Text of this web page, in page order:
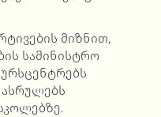
მიზნით,
სამინისტრო
ასრულებს